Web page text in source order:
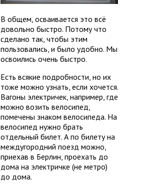
В общем, осваивается это всё
довольно быстро. Потому что
сделано так, чтобы этим
пользовались, и было удобно. Мы
освоились очень быстро.
Есть всякие подробности, но их
тоже можно узнать, если хочется.
Вагоны электричек, например, где
можно возить велосипед,
помечены знаком велосипеда. На
велосипед нужно брать
отдельный билет. А по билету на
междугородний поезд можно,
приехав в Берлин, проехать до
дома на электричке (не метро)
до дома.